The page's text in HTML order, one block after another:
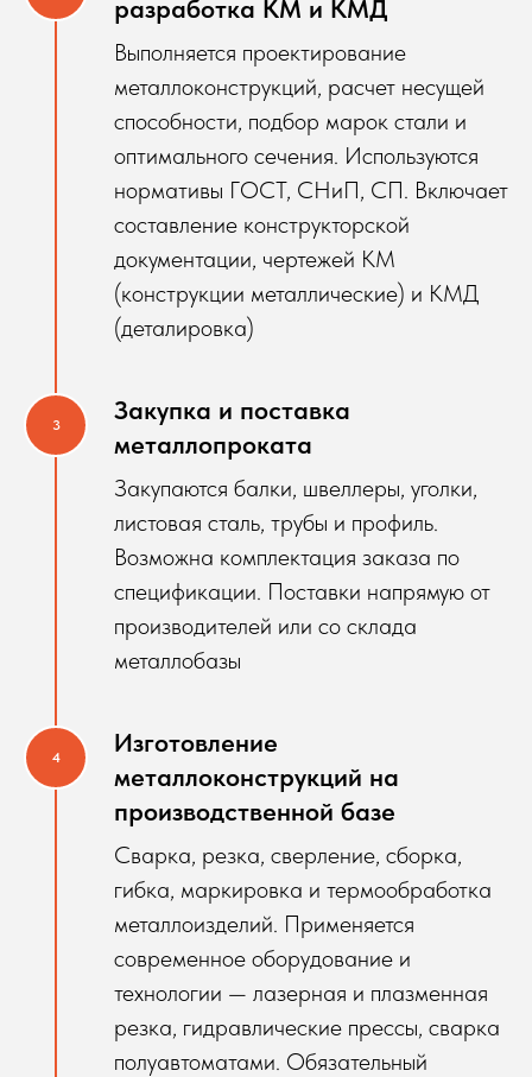
разработка КМ и КМД
Выполняется проектирование
металлоконструкций, расчет несущей
способности, подбор марок стали и
оптимального сечения. Используются
нормативы ГОСТ, СНиП, СП. Включает
составление конструкторской
документации, чертежей КМ
(конструкции металлические) и КМД
(деталировка)
Закупка и поставка
металлопроката
Закупаются балки, швеллеры, уголки,
листовая сталь, трубы и профиль.
Возможна комплектация заказа по
спецификации. Поставки напрямую от
производителей или со склада
металлобазы
Изготовление
металлоконструкций на
производственной базе
Сварка, резка, сверление, сборка,
гибка, маркировка и термообработка
металлоизделий. Применяется
современное оборудование и
технологии — лазерная и плазменная
резка, гидравлические прессы, сварка
полуавтоматами. Обязательный